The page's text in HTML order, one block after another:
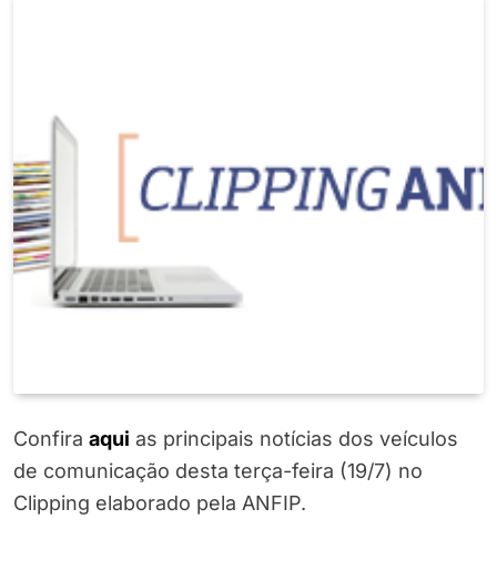
Confira aqui as principais notícias dos veículos
de comunicação desta terça-feira (19/7) no
Clipping elaborado pela ANFIP.